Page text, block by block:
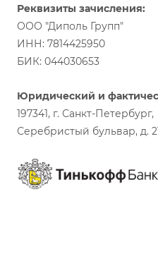
Реквизиты зачисления:
ООО "Диполь Групп"
ИНН: 7814425950
БИК: 044030653
Юридический и
197341, г. Санкт-Петербург,
Серебристый бульвар, д.